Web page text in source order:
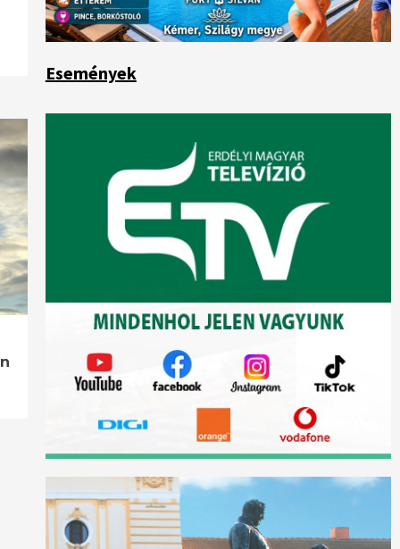
Események